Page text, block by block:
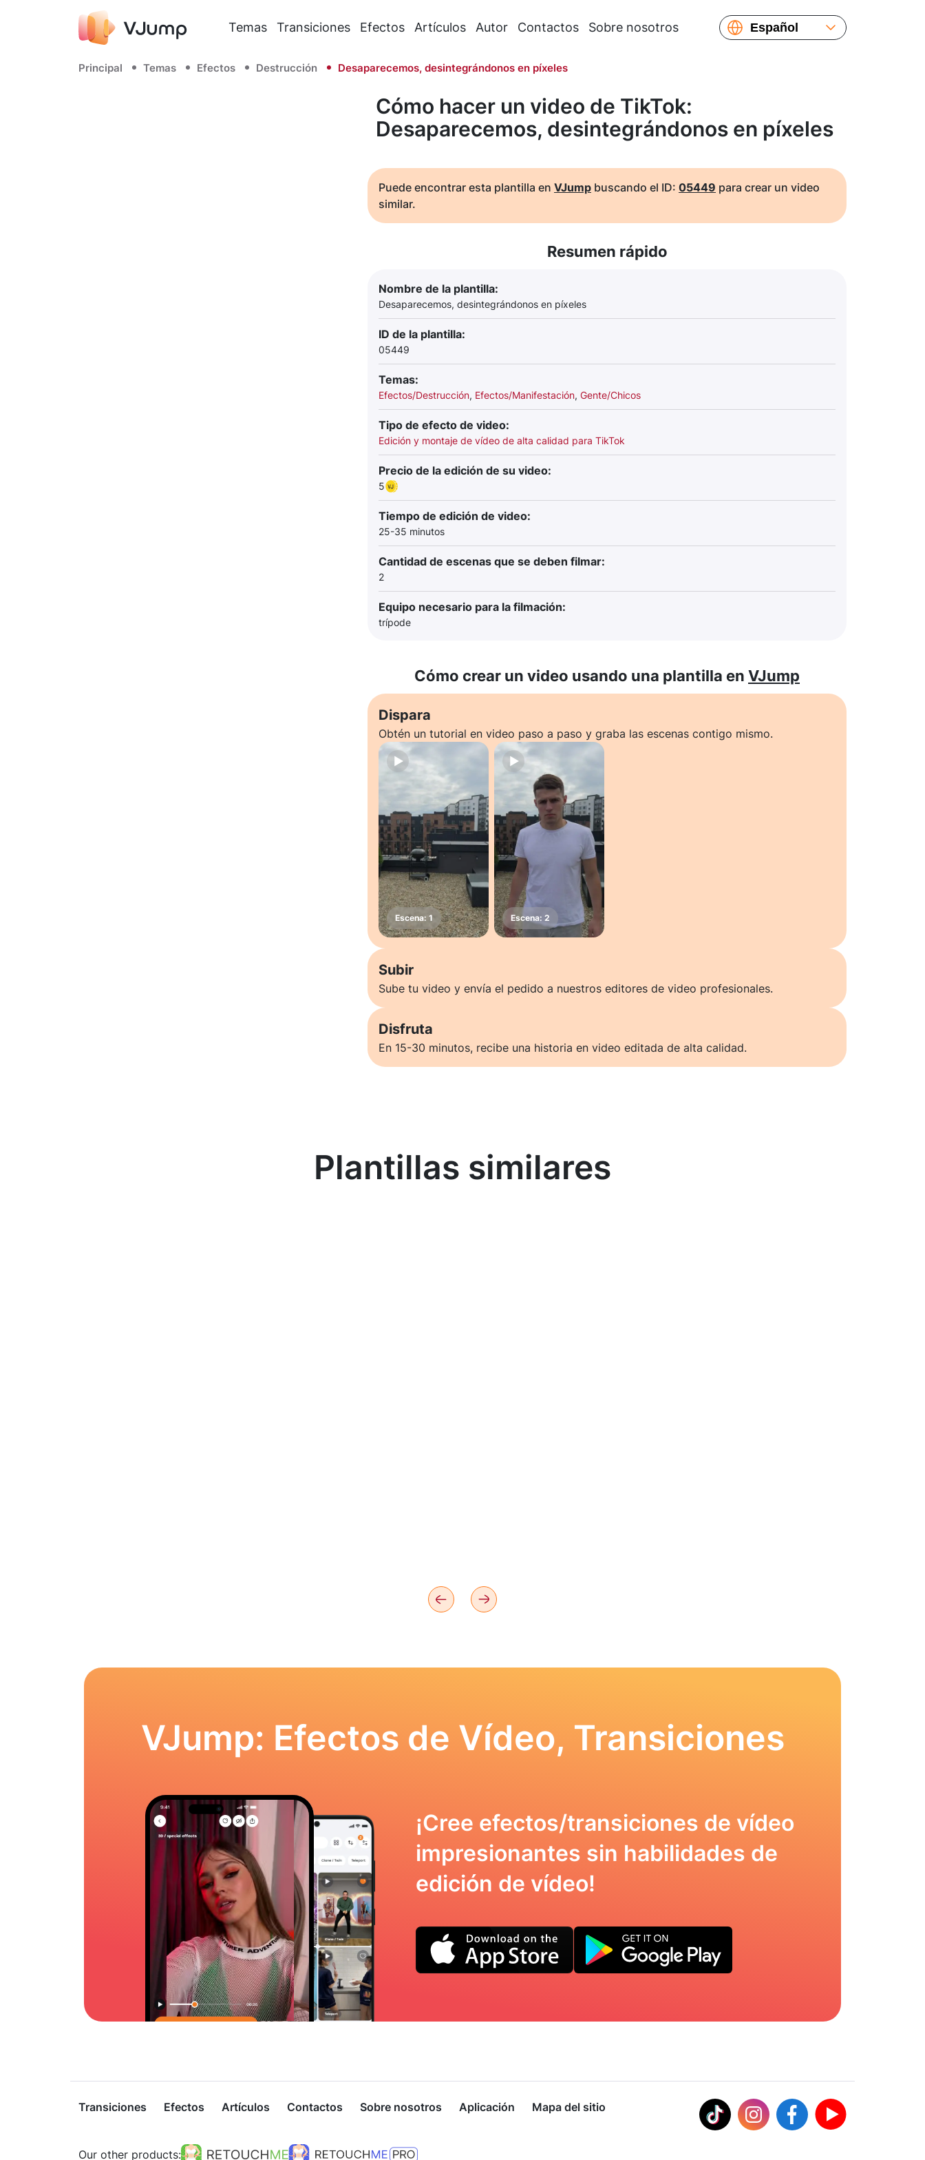
Temas Transiciones Efectos Artículos Autor Contactos Sobre nosotros
Español
繁體中文
Principal Temas Efectos Destrucción Desaparecemos, desintegrándonos en píxeles
Cómo hacer un video de TikTok:
Desaparecemos, desintegrándonos en píxeles
Puede encontrar esta plantilla en VJump buscando el ID: 05449 para crear un video
similar.
Resumen rápido
Nombre de la plantilla:
Desaparecemos, desintegrándonos en píxeles
ID de la plantilla:
05449
Temas:
Efectos/Destrucción, Efectos/Manifestación, Gente/Chicos
Tipo de efecto de video:
Edición y montaje de vídeo de alta calidad para TikTok
Precio de la edición de su video:
5
Tiempo de edición de video:
25-35 minutos
Cantidad de escenas que se deben filmar:
2
Equipo necesario para la filmación:
trípode
Cómo crear un video usando una plantilla en VJump
Dispara
Obtén un tutorial en video paso a paso y graba las escenas contigo mismo.
Subir
Sube tu video y envía el pedido a nuestros editores de video profesionales.
Disfruta
En 15-30 minutos, recibe una historia en video editada de alta calidad.
Plantillas similares
VJump: Efectos de Vídeo, Transiciones
¡Cree efectos/transiciones de vídeo
impresionantes sin habilidades de
edición de vídeo!
Transiciones Efectos Artículos Contactos Sobre nosotros Aplicación Mapa del sitio
Our other products: